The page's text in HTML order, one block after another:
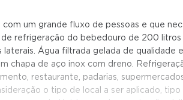
um grande fluxo de pessoas e que
refrigeração do bebedouro de 200
Água filtrada gelada de
de aço inox com dreno.
restaurante, padarias,
o tipo de local a ser aplicado,